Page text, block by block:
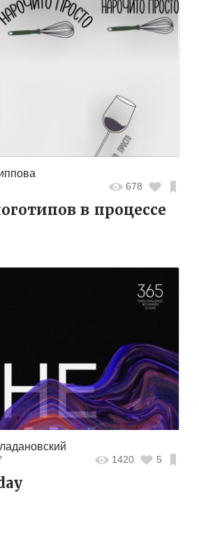
678
в процессе
1420 5